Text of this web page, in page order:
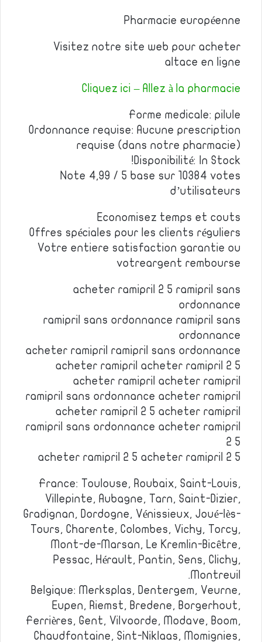
Pharmacie européenne
Visitez notre site web pour acheter
altace en ligne
Cliquez ici – Allez à la pharmacie
Forme medicale: pilule
Ordonnance requise: Aucune prescription
requise (dans notre pharmacie)
Disponibilité: In Stock!
Note 4,99 / 5 base sur 10384 votes
d’utilisateurs
Economisez temps et couts
Offres spéciales pour les clients réguliers
Votre entiere satisfaction garantie ou
votreargent rembourse
acheter ramipril 2 5 ramipril sans
ordonnance
ramipril sans ordonnance ramipril sans
ordonnance
acheter ramipril ramipril sans ordonnance
acheter ramipril acheter ramipril 2 5
acheter ramipril acheter ramipril
ramipril sans ordonnance acheter ramipril
acheter ramipril 2 5 acheter ramipril
ramipril sans ordonnance acheter ramipril
2 5
acheter ramipril 2 5 acheter ramipril 2 5
France: Toulouse, Roubaix, Saint-Louis,
Villepinte, Aubagne, Tarn, Saint-Dizier,
Gradignan, Dordogne, Vénissieux, Joué-lès-
Tours, Charente, Colombes, Vichy, Torcy,
Mont-de-Marsan, Le Kremlin-Bicêtre,
Pessac, Hérault, Pantin, Sens, Clichy,
Montreuil.
Belgique: Merksplas, Dentergem, Veurne,
Eupen, Riemst, Bredene, Borgerhout,
Ferrières, Gent, Vilvoorde, Modave, Boom,
Chaudfontaine, Sint-Niklaas, Momignies,